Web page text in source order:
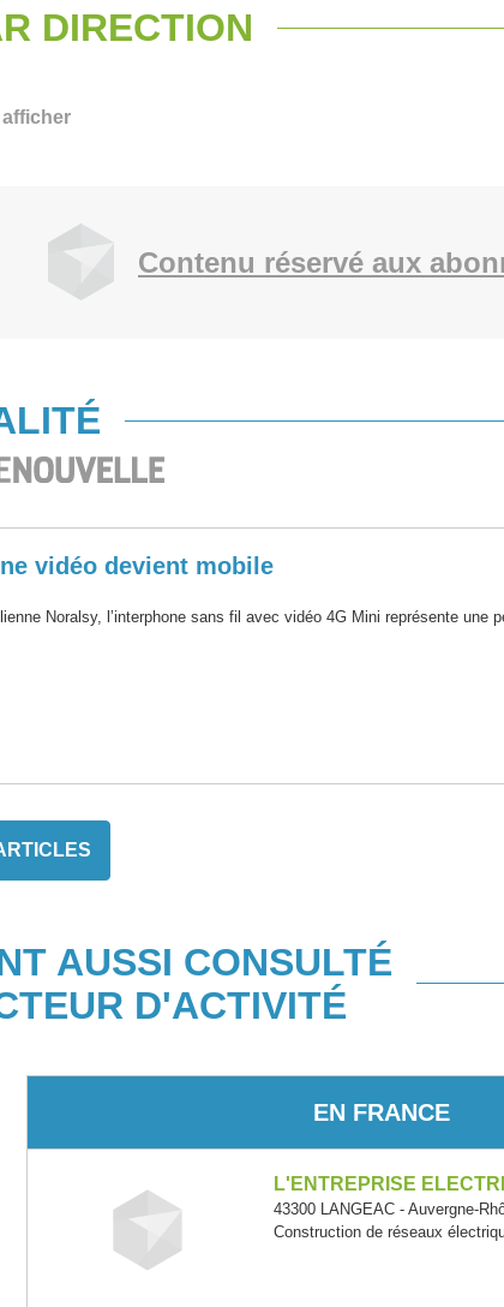
DIRECTION
Contenu réservé aux
vidéo devient mobile
Noralsy, l’interphone sans fil avec vidéo 4G Mini représente une
AUSSI CONSULTÉ
D'ACTIVITÉ
EN FRANCE
L'ENTREPRISE
43300 LANGEAC - Auvergne-
Construction de réseaux